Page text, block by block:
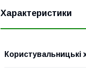
Характеристики
Користувальницькі